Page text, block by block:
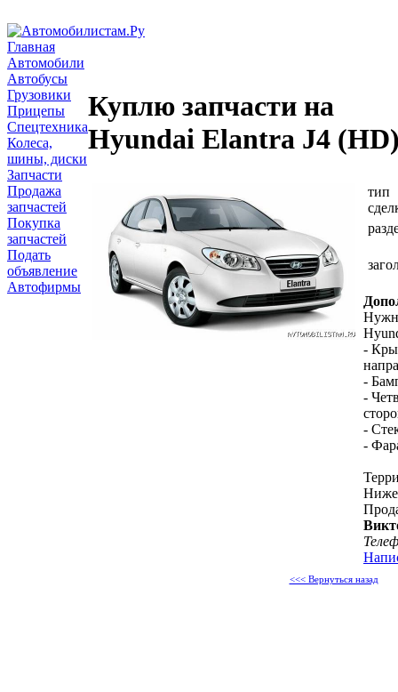
Главная
Автомобили
Автобусы
Грузовики
Прицепы
Спецтехника
Колеса,
шины, диски
Запчасти
Продажа
запчастей
Покупка
запчастей
Подать
объявление
Автофирмы
Куплю запчасти на
Hyundai Elantra J4
тип
-
-
-
-
-
<<< Вернуться назад